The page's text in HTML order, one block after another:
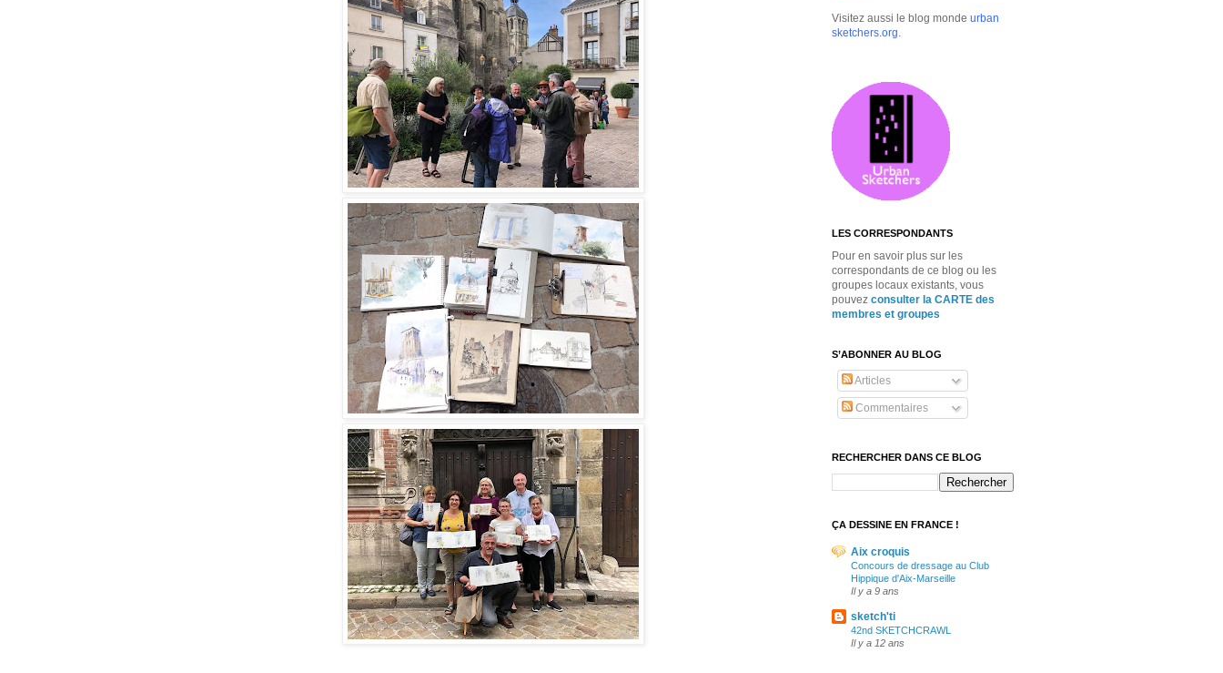
Visitez aussi le blog monde urban
sketchers.org
LES CORRESPONDANTS
Pour en savoir plus sur les
correspondants de ce blog ou les
groupes locaux existants, vous
pouvez consulter la CARTE des
membres et groupes
S’ABONNER AU BLOG
Articles
Commentaires
RECHERCHER DANS CE BLOG
ÇA DESSINE EN FRANCE !
Aix croquis
Concours de dressage au Club
Hippique d'Aix-Marseille
Il y a 9 ans
sketch'ti
42nd SKETCHCRAWL
Il y a 12 ans